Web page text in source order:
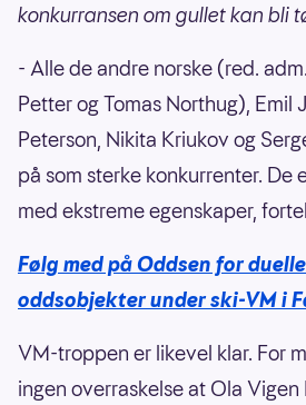
konkurransen om gullet kan bli
- Alle de andre norske (red.
Petter og Tomas Northug), Emil
Peterson, Nikita Kriukov og
på som sterke konkurrenter. De
med ekstreme egenskaper,
Følg med på Oddsen for
oddsobjekter under ski-VM i
VM-troppen er likevel klar. For
ingen overraskelse at Ola